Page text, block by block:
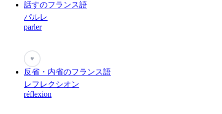
話すのフランス語
パルレ
parler
♥
反省・内省のフランス語
レフレクシオン
réflexion